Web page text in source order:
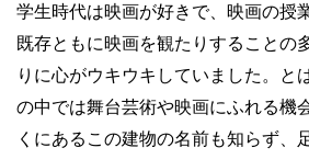
学生時代は映画が好きで、映画の授
既存ともに映画を観たりすることの
りに心がウキウキしていました。と
の中では舞台芸術や映画にふれる機
くにあるこの建物の名前も知らず、